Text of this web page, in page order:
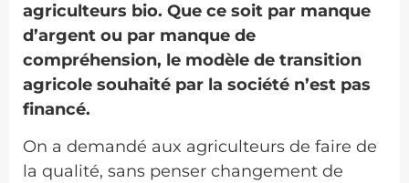
agriculteurs bio. Que ce soit par manque
d’argent ou par manque de
compréhension, le modèle de transition
agricole souhaité par la société n’est pas
financé.
On a demandé aux agriculteurs de faire de
la qualité, sans penser changement de